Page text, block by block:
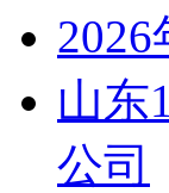
山东
公司